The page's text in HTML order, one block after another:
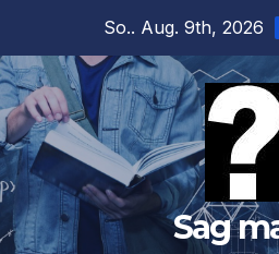
springen
So.. Aug. 9th, 2026
Sag